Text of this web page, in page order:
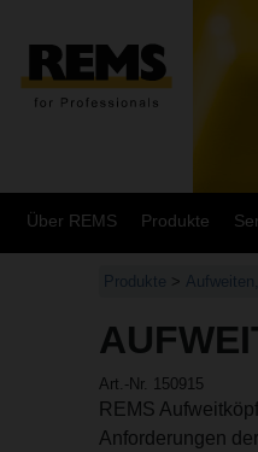
Über REMS Produkte
Produkte >
Art.-Nr. 150915
REMS
Anforderungen